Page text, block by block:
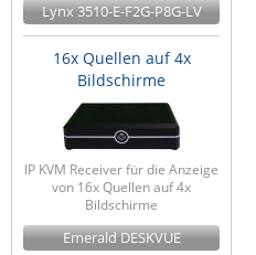
Westermo
Yuasa
ZPE Systems
News zu unseren Herstellern
Lynx 3510-E-F2G-P8G-LV
16x Quellen auf 4x
Bildschirme
IP KVM Receiver für die Anzeige
von 16x Quellen auf 4x
Bildschirme
Emerald DESKVUE